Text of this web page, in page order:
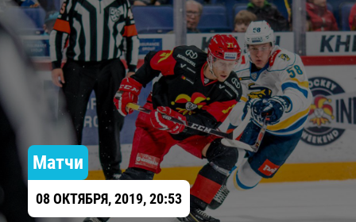
Матчи
08 ОКТЯБРЯ, 2019, 20:53